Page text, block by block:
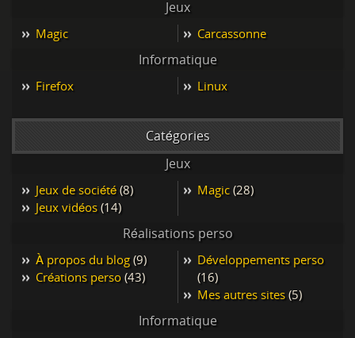
Jeux
Magic Carcassonne
Informatique
Firefox Linux
Catégories
Jeux
Jeux de société (8)
Jeux vidéos (14)
Magic (28)
Réalisations perso
À propos du blog (9)
Créations perso (43)
Développements perso
(16)
Mes autres sites (5)
Informatique